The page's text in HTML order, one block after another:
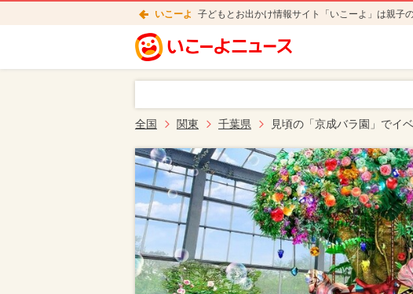
いこーよ 子どもとお出かけ情報サイト「いこーよ」は親子
全国 関東 千葉県 見頃の「京成バラ園」でイ